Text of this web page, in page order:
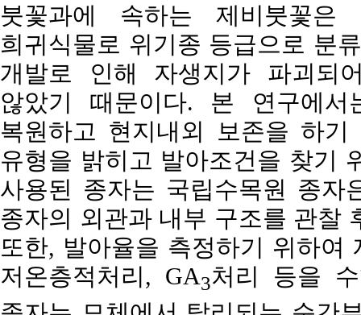
붓꽃과에 속하는 제비붓꽃은
희귀식물로 위기종 등급으로 분
개발로 인해 자생지가 파괴되
않았기 때문이다. 본 연구에
복원하고 현지내외 보존을 하
유형을 밝히고 발아조건을 찾기
사용된 종자는 국립수목원 종자
종자의 외관과 내부 구조를 관찰
또한, 발아율을 측정하기 위하여
저온층적처리, GA3처리 등을